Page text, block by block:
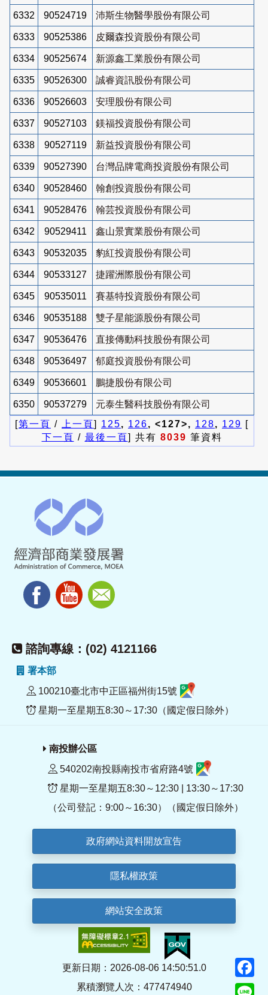
6332 90524719 沛斯生物醫學股份有限公司
6333 90525386 皮爾森投資股份有限公司
6334 90525674 新源鑫工業股份有限公司
6335 90526300 誠睿資訊股份有限公司
6336 90526603 安理股份有限公司
6337 90527103 鎂福投資股份有限公司
6338 90527119 新益投資股份有限公司
6339 90527390 台灣品牌電商投資股份有限公司
6340 90528460 翰創投資股份有限公司
6341 90528476 翰芸投資股份有限公司
6342 90529411 鑫山景實業股份有限公司
6343 90532035 豹紅投資股份有限公司
6344 90533127 捷躍洲際股份有限公司
6345 90535011 賽基特投資股份有限公司
6346 90535188 雙子星能源股份有限公司
6347 90536476 直接傳動科技股份有限公司
6348 90536497 郁庭投資股份有限公司
6349 90536601 鵬捷股份有限公司
6350 90537279
元泰生醫科技股份有限公司
[第一頁 / 上一頁] 125, 126, <127>, 128, 129 [
下一頁 / 最後一頁] 共有 8039 筆資料
諮詢專線：(02) 4121166
署本部
100210臺北市中正區福州街15號
星期一至星期五8:30～17:30（國定假日除外）
南投辦公區
540202南投縣南投市省府路4號
星期一至星期五8:30～12:30 | 13:30～17:30
（公司登記：9:00～16:30）（國定假日除外）
政府網站資料開放宣告
隱私權政策
網站安全政策
更新日期：2026-08-06 14:50:51.0
累積瀏覽人次：477474940